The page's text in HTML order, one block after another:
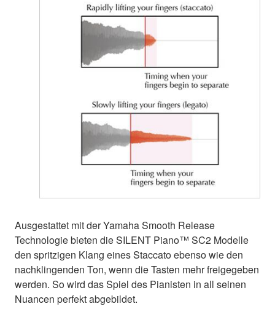
Ausgestattet mit der Yamaha Smooth Release
Technologie bieten die SILENT Piano™ SC2 Modelle
den spritzigen Klang eines Staccato ebenso wie den
nachklingenden Ton, wenn die Tasten mehr freigegeben
werden. So wird das Spiel des Pianisten in all seinen
Nuancen perfekt abgebildet.